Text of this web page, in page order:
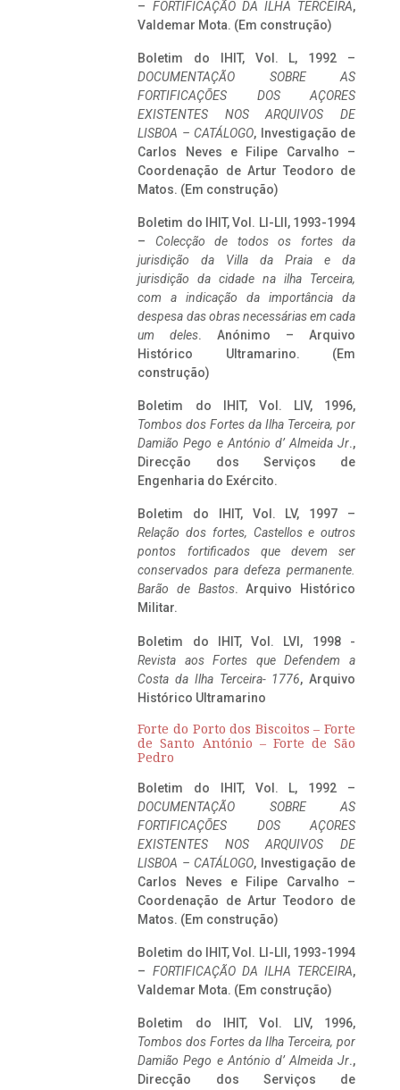
– FORTIFICAÇÃO DA ILHA TERCEIRA,
Valdemar Mota. (Em construção)
Boletim do IHIT, Vol. L, 1992 –
DOCUMENTAÇÃO SOBRE AS
FORTIFICAÇÕES DOS AÇORES
EXISTENTES NOS ARQUIVOS DE
LISBOA – CATÁLOGO, Investigação de
Carlos Neves e Filipe Carvalho –
Coordenação de Artur Teodoro de
Matos. (Em construção)
Boletim do IHIT, Vol. LI-LII, 1993-1994
– Colecção de todos os fortes da
jurisdição da Villa da Praia e da
jurisdição da cidade na ilha Terceira,
com a indicação da importância da
despesa das obras necessárias em cada
um deles. Anónimo – Arquivo
Histórico Ultramarino. (Em
construção)
Boletim do IHIT, Vol. LIV, 1996,
Tombos dos Fortes da Ilha Terceira, por
Damião Pego e António d’ Almeida Jr.,
Direcção dos Serviços de
Engenharia do Exército.
Boletim do IHIT, Vol. LV, 1997 –
Relação dos fortes, Castellos e outros
pontos fortificados que devem ser
conservados para defeza permanente.
Barão de Bastos. Arquivo Histórico
Militar.
Boletim do IHIT, Vol. LVI, 1998 -
Revista aos Fortes que Defendem a
Costa da Ilha Terceira- 1776, Arquivo
Histórico Ultramarino
Forte do Porto dos Biscoitos – Forte
de Santo António – Forte de São
Pedro
Boletim do IHIT, Vol. L, 1992 –
DOCUMENTAÇÃO SOBRE AS
FORTIFICAÇÕES DOS AÇORES
EXISTENTES NOS ARQUIVOS DE
LISBOA – CATÁLOGO, Investigação de
Carlos Neves e Filipe Carvalho –
Coordenação de Artur Teodoro de
Matos. (Em construção)
Boletim do IHIT, Vol. LI-LII, 1993-1994
– FORTIFICAÇÃO DA ILHA TERCEIRA,
Valdemar Mota. (Em construção)
Boletim do IHIT, Vol. LIV, 1996,
Tombos dos Fortes da Ilha Terceira, por
Damião Pego e António d’ Almeida Jr.,
Direcção dos Serviços de